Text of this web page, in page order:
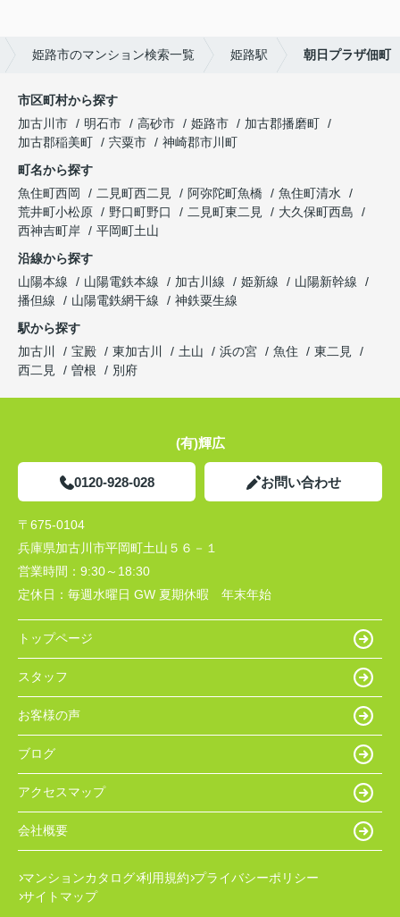
姫路市のマンション検索一覧 姫路駅 朝日プラザ佃町
市区町村から探す
加古川市
明石市 高砂市 姫路市
加古郡播磨町
加古郡稲美町
宍粟市
神崎郡市川町
町名から探す
魚住町西岡
二見町西二見 阿弥陀町魚橋
魚住町清水
荒井町小松原
野口町野口 二見町東二見
大久保町西島
西神吉町岸
平岡町土山
沿線から探す
山陽本線
山陽電鉄本線 加古川線 姫新線
山陽新幹線
播但線
山陽電鉄網干線
神鉄粟生線
駅から探す
加古川
宝殿 東加古川 土山 浜の宮 魚住
東二見
西二見
曽根 別府
(有)輝広
0120-928-028 お問い合わせ
〒675-0104
兵庫県加古川市平岡町土山５６－１
営業時間： 9:30～18:30
定休日： 毎週水曜日 GW 夏期休暇 年末年始
トップページ
スタッフ
お客様の声
ブログ
アクセスマップ
会社概要
マンションカタログ 利用規約 プライバシーポリシー
サイトマップ